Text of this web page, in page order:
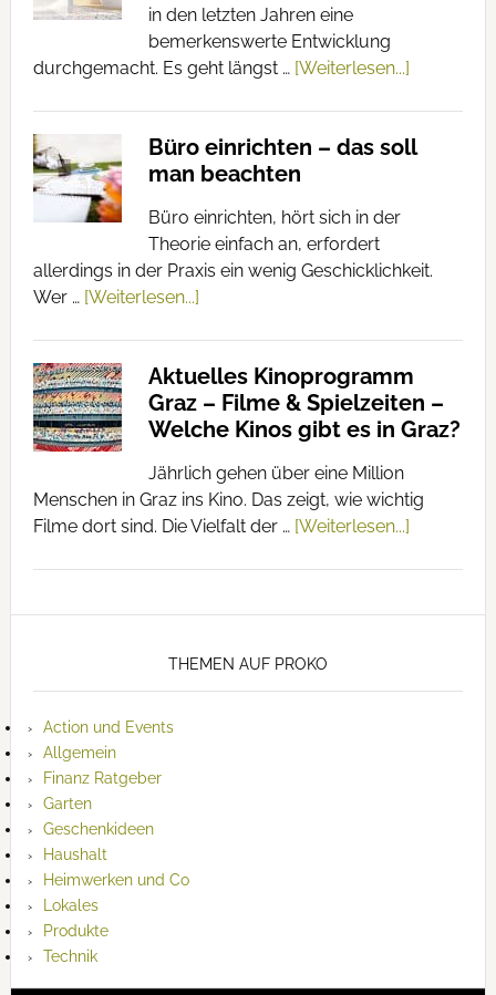
in den letzten Jahren eine
bemerkenswerte Entwicklung
durchgemacht. Es geht längst … [Weiterlesen...]
Büro einrichten – das soll
man beachten
Büro einrichten, hört sich in der
Theorie einfach an, erfordert
allerdings in der Praxis ein wenig Geschicklichkeit.
Wer … [Weiterlesen...]
Aktuelles Kinoprogramm
Graz – Filme & Spielzeiten –
Welche Kinos gibt es in Graz?
Jährlich gehen über eine Million
Menschen in Graz ins Kino. Das zeigt, wie wichtig
Filme dort sind. Die Vielfalt der … [Weiterlesen...]
THEMEN AUF PROKO
Action und Events
Allgemein
Finanz Ratgeber
Garten
Geschenkideen
Haushalt
Heimwerken und Co
Lokales
Produkte
Technik